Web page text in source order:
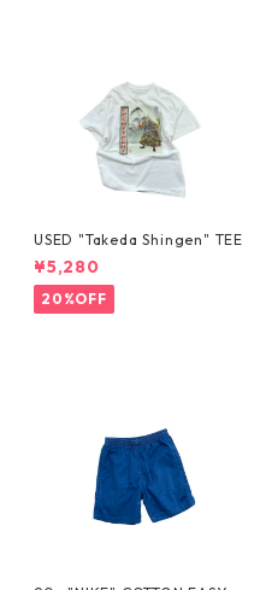
USED "Takeda Shingen" TEE
¥5,280
20%OFF